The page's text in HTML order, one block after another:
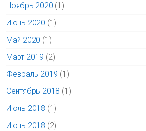
Ноябрь 2020 (1)
Июнь 2020 (1)
Май 2020 (1)
Март 2019 (2)
Февраль 2019 (1)
Сентябрь 2018 (1)
Июль 2018 (1)
Июнь 2018 (2)